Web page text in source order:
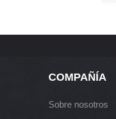
COMPAÑÍA
Sobre nosotros